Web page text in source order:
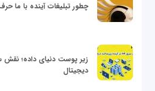
چطور تبلیغات آینده با ما
دیجیتال